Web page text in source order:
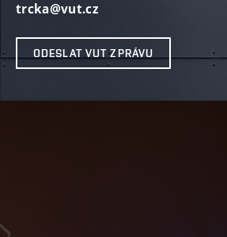
trcka@vut.cz
ODESLAT VUT ZPRÁVU